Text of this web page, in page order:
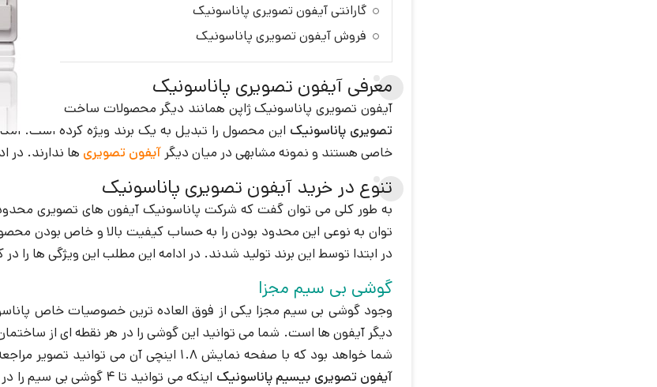
گارانتی آیفون تصویری پاناسونیک
فروش آیفون تصویری پاناسونیک
معرفی آیفون تصویری پاناسونیک
آیفون تصویری پاناسونیک ژاپن همانند دیگر محصولات ساخت این
تصویری پاناسونیک این محصول را تبدیل به یک برند ویژه کرده است.
خاصی هستند و نمونه مشابهی در میان دیگرآیفون تصویری ها ندارند. در
تنوع در خرید آیفون تصویری پاناسونیک
به طور کلی می توان گفت که شرکت پاناسونیک آیفون های تصویری
توان به نوعی این محدود بودن را به حساب کیفیت بالا و خاص بودن
در ابتدا توسط این برند تولید شدند. در ادامه این مطلب این ویژگی ها را
گوشی بی سیم مجزا
دیگر آیفون ها است. شما می توانید این گوشی را در هر نقطه ای از
شما خواهد بود که با صفحه نمایش 1.8 اینچی آن می توانید تصویر مراجعه کننده را مشاهده کنید و با وی ارتباط برقرار کنید. ویژگی جالب دیگر این
آیفون تصویری بیسیم پاناسونیک